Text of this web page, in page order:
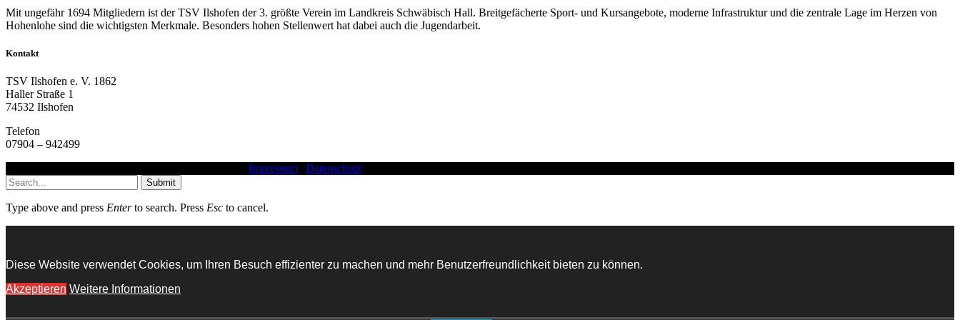
Mit ungefähr 1694 Mitgliedern ist der TSV Ilshofen der 3. größte Verein im Landkreis Schwäbisch Hall. Breitgefächerte Sport- und Kursangebote, moderne Infrastruktur und die zentrale Lage im Herzen von
Hohenlohe sind die wichtigsten Merkmale. Besonders hohen Stellenwert hat dabei auch die Jugendarbeit.
Kontakt
TSV Ilshofen e. V. 1862
Haller Straße 1
74532 Ilshofen
Telefon
07904 – 942499
Impressum Datenschutz
Submit
Type above and press Enterto search. Press Esc to cancel.
Diese Website verwendet Cookies, um Ihren Besuch effizienter zu machen und mehr Benutzerfreundlichkeit bieten zu können.
Akzeptieren Weitere Informationen